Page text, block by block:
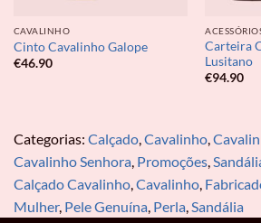
CAVALINHO
Cinto Cavalinho Galope
€46.90
Carteira
Lusitano
€94.90
Categorias: Calçado,Cavalinho,
Cavalinho Senhora, Promoções,
Calçado Cavalinho,Cavalinho,
Mulher, Pele Genuína, Perla,Sandália